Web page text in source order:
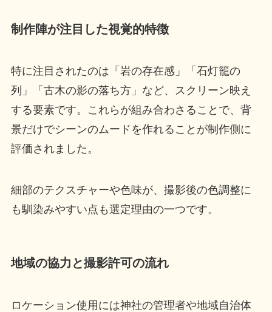
制作陣が注目した視覚的特徴
特に注目されたのは「岩の存在感」「石灯籠の
列」「古木の影の落ち方」など、スクリーン映え
する要素です。これらが組み合わさることで、背
景だけでシーンのムードを作れることが制作側に
評価されました。
細部のテクスチャーや色味が、撮影後の色調整に
も馴染みやすい点も選定理由の一つです。
地域の協力と撮影許可の流れ
ロケーション使用には神社の管理者や地域自治体